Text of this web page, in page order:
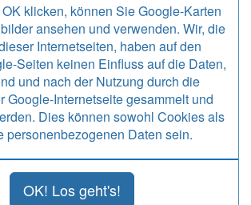
klicken, können Sie Google-Karten
ansehen und verwenden. Wir, die
Internetseiten, haben auf den
Seiten keinen Einfluss auf die Daten,
und nach der Nutzung durch die
Google-Internetseite gesammelt und
Dies können sowohl Cookies als
personenbezogenen Daten sein.
OK! Los geht's!